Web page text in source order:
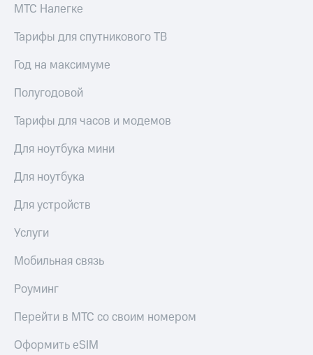
МТС Налегке
Тарифы для спутникового ТВ
Год на максимуме
Полугодовой
Тарифы для часов и модемов
Для ноутбука мини
Для ноутбука
Для устройств
Услуги
Мобильная связь
Роуминг
Перейти в МТС со своим номером
Оформить eSIM